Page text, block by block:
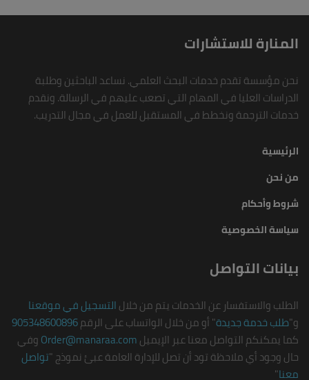
المنارة للاستشارات
نحن مؤسسة تقدم خدمات البحث العلمي. نساعد الباحثين وطلبة
الدراسات العليا في المهام التي تصعب عليهم في الرسالة. ونقدم
خدمات الترجمة ونخطط في المستقبل للعمل في مجال التدريب.
الرئيسية
من نحن
شروط وأحكام
سياسة الخصوصية
بيانات التواصل
الطلب والاستفسار عن الخدمات يتم من خلالالتسجيل في موقعنا
و"طلب خدمة جديدة" أو من خلال الواتساب على الرقم905348600896
كما يمكنكم التواصل معنا عبر الإيميلOrder@manaraa.comوفي
حال وجود أي ملاحظة تود أن تصل للإدارة العامة عبئ نموذج "تواصل
معنا"